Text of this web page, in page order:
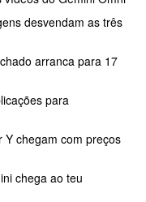
desvendam as três
arranca para 17
para
Y chegam com preços
chega ao teu